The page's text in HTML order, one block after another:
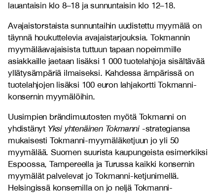
lauantaisin klo 8–18 ja sunnuntaisin klo 12–18.
Avajaistorstaista sunnuntaihin uudistettu myymälä on
täynnä houkuttelevia avajaistarjouksia. Tokmannin
myymäläavajaisista tuttuun tapaan nopeimmille
asiakkaille jaetaan lisäksi 1 000 tuotelahjoja sisältävää
yllätysämpäriä ilmaiseksi. Kahdessa ämpärissä on
tuotelahjojen lisäksi 100 euron lahjakortti Tokmanni-
konsernin myymälöihin.
Uusimpien brändimuutosten myötä Tokmanni on
yhdistänyt Yksi yhtenäinen Tokmanni -strategiansa
mukaisesti Tokmanni-myymäläketjuun jo yli 50
myymälää. Suomen suurista kaupungeista esimerkiksi
Espoossa, Tampereella ja Turussa kaikki konsernin
myymälät palvelevat jo Tokmanni-ketjunimellä.
Helsingissä konsernilla on jo neljä Tokmanni-